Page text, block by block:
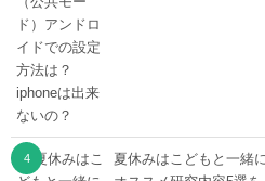
夏休みはこどもと一緒